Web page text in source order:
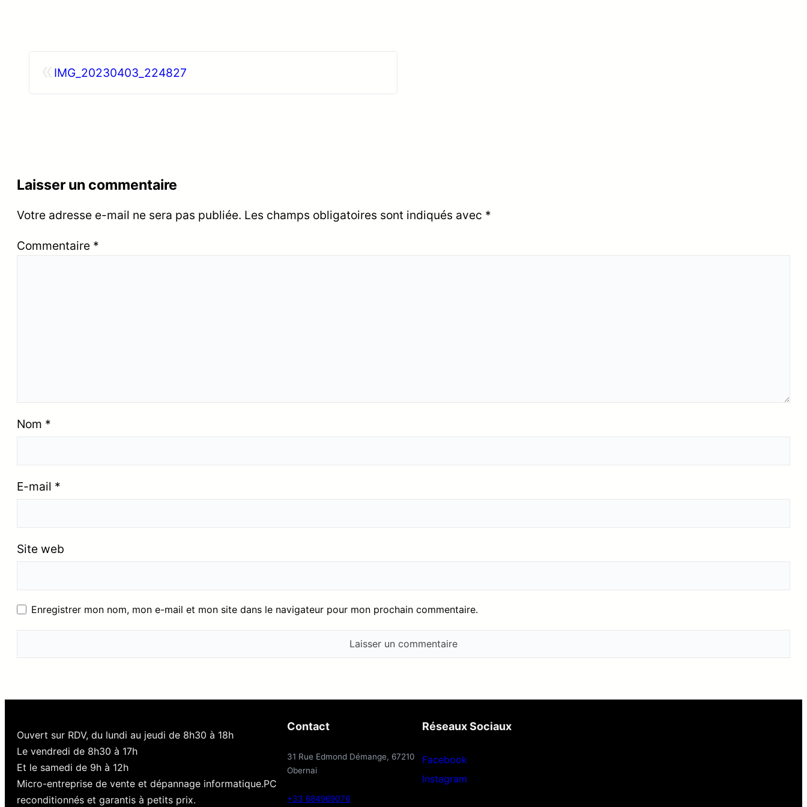
IMG_20230403_224827
Laisser un commentaire
Votre adresse e-mail ne sera pas publiée. Les champs obligatoires sont indiqués avec *
Commentaire *
Nom *
E-mail *
Site web
Enregistrer mon nom, mon e-mail et mon site dans le navigateur pour mon prochain commentaire.
Ouvert sur RDV, du lundi au jeudi de 8h30 à 18h
Le vendredi de 8h30 à 17h
Et le samedi de 9h à 12h
Micro-entreprise de vente et dépannage informatique.PC
reconditionnés et garantis à petits prix.
Contact
31 Rue Edmond Démange, 67210
Obernai
+33 684969076
Réseaux Sociaux
Facebook
Instagram